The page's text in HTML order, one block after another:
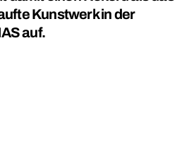
Kunstwerk in der
auf.